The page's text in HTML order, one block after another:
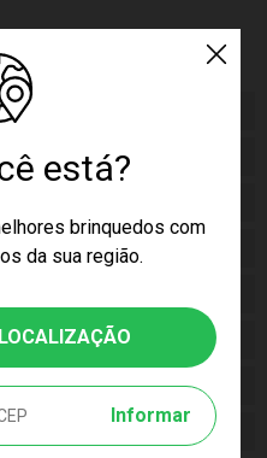
está?
brinquedos com
da sua região.
Informar
7
Big Feet Remy Disney